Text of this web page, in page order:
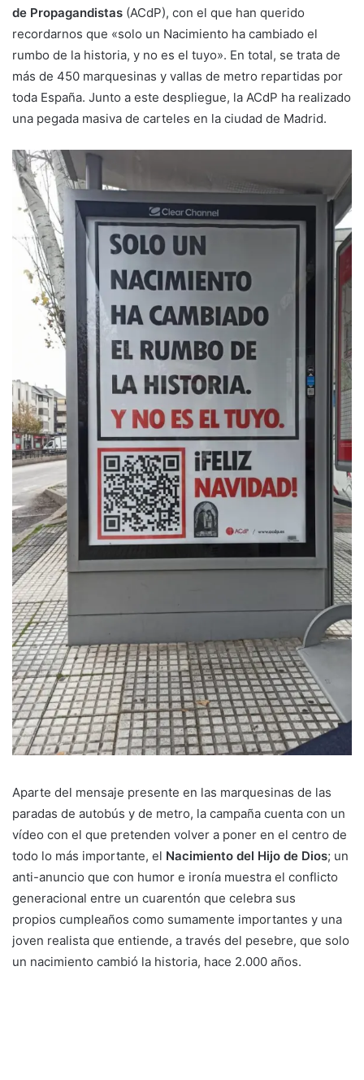
de Propagandistas (ACdP), con el que han querido
recordarnos que «solo un Nacimiento ha cambiado el
rumbo de la historia, y no es el tuyo». En total, se trata de
más de 450 marquesinas y vallas de metro repartidas por
toda España. Junto a este despliegue, la ACdP ha realizado
una pegada masiva de carteles en la ciudad de Madrid.
Aparte del mensaje presente en las marquesinas de las
paradas de autobús y de metro, la campaña cuenta con un
vídeo con el que pretenden volver a poner en el centro de
todo lo más importante, el Nacimiento del Hijo de Dios; un
anti-anuncio que con humor e ironía muestra el conflicto
generacional entre un cuarentón que celebra sus
propios cumpleaños como sumamente importantes y una
joven realista que entiende, a través del pesebre, que solo
un nacimiento cambió la historia, hace 2.000 años.